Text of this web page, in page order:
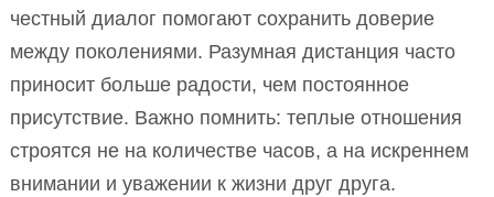
честный диалог помогают сохранить доверие
между поколениями. Разумная дистанция часто
приносит больше радости, чем постоянное
присутствие. Важно помнить: теплые отношения
строятся не на количестве часов, а на искреннем
внимании и уважении к жизни друг друга.